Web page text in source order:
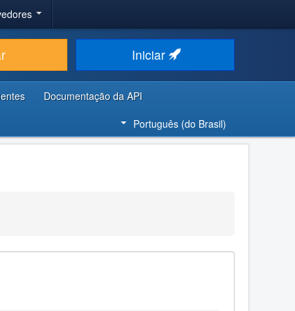
Iniciar
Documentação da API
Português (do Brasil)